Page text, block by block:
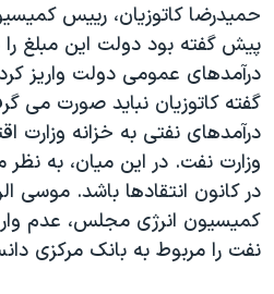
صفحه‌های ویژه
سفر پرزیدنت ترامپ به چین
حمیدرضا کاتوزیان، رییس
پیش گفته بود دولت این مبلغ را
درآمدهای عمومی دولت واریز
گفته کاتوزیان نباید صورت می
درآمدهای نفتی به خزانه وزارت
وزارت نفت. در این میان، به
در کانون انتقادها باشد. موسی
کمیسیون انرژی مجلس، عدم
نفت را مربوط به بانک مرکزی